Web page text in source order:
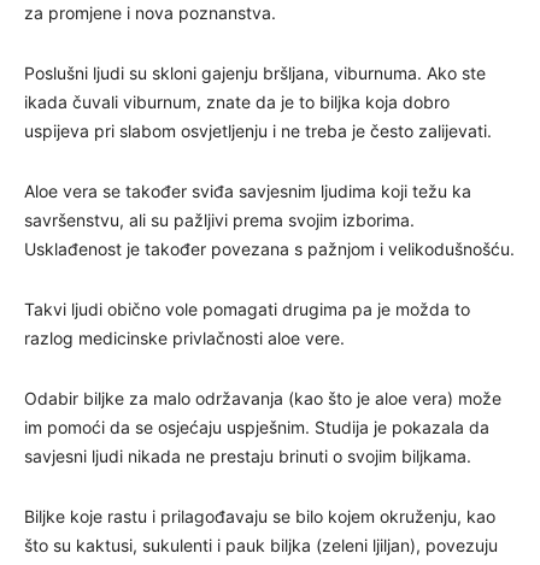
za promjene i nova poznanstva.
Poslušni ljudi su skloni gajenju bršljana, viburnuma. Ako ste
ikada čuvali viburnum, znate da je to biljka koja dobro
uspijeva pri slabom osvjetljenju i ne treba je često zalijevati.
Aloe vera se također sviđa savjesnim ljudima koji težu ka
savršenstvu, ali su pažljivi prema svojim izborima.
Usklađenost je također povezana s pažnjom i velikodušnošću.
Takvi ljudi obično vole pomagati drugima pa je možda to
razlog medicinske privlačnosti aloe vere.
Odabir biljke za malo održavanja (kao što je aloe vera) može
im pomoći da se osjećaju uspješnim. Studija je pokazala da
savjesni ljudi nikada ne prestaju brinuti o svojim biljkama.
Biljke koje rastu i prilagođavaju se bilo kojem okruženju, kao
što su kaktusi, sukulenti i pauk biljka (zeleni ljiljan), povezuju